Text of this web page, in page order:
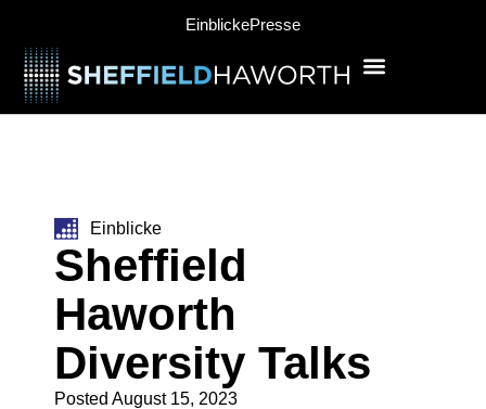
EinblickePresse
Einblicke
Sheffield
Haworth
Diversity Talks
Posted August 15, 2023